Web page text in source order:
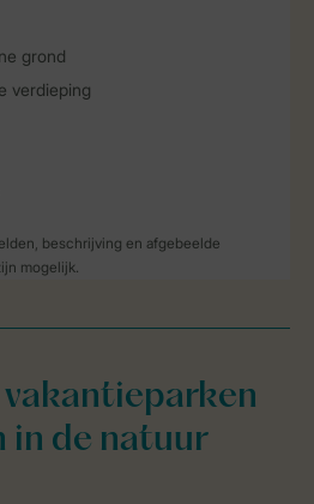
grond
verdieping
beschrijving en afgebeelde
mogelijk.
in de natuur